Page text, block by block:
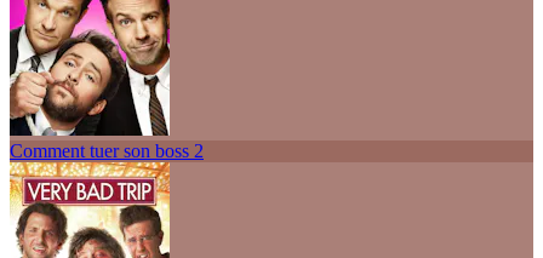
Comment tuer son boss 2